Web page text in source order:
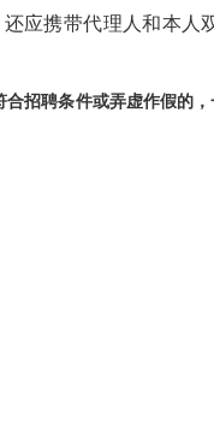
应携带代理人和本人
招聘条件或弄虚作假的